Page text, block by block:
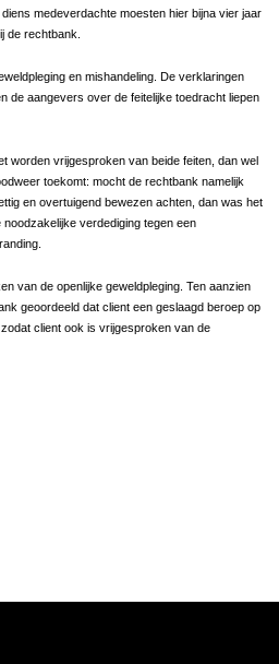
medeverdachte moesten hier bijna vier jaar
de rechtbank.
en mishandeling. De verklaringen
de aangevers over de feitelijke toedracht liepen
worden vrijgesproken van beide feiten, dan wel
toekomt: mocht de rechtbank namelijk
en overtuigend bewezen achten, dan was het
verdediging tegen een
van de openlijke geweldpleging. Ten aanzien
geoordeeld dat client een geslaagd beroep op
client ook is vrijgesproken van de